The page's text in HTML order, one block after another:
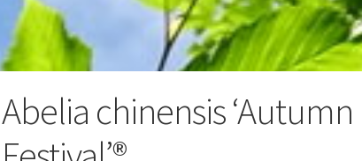
Abelia chinensis ‘Autumn